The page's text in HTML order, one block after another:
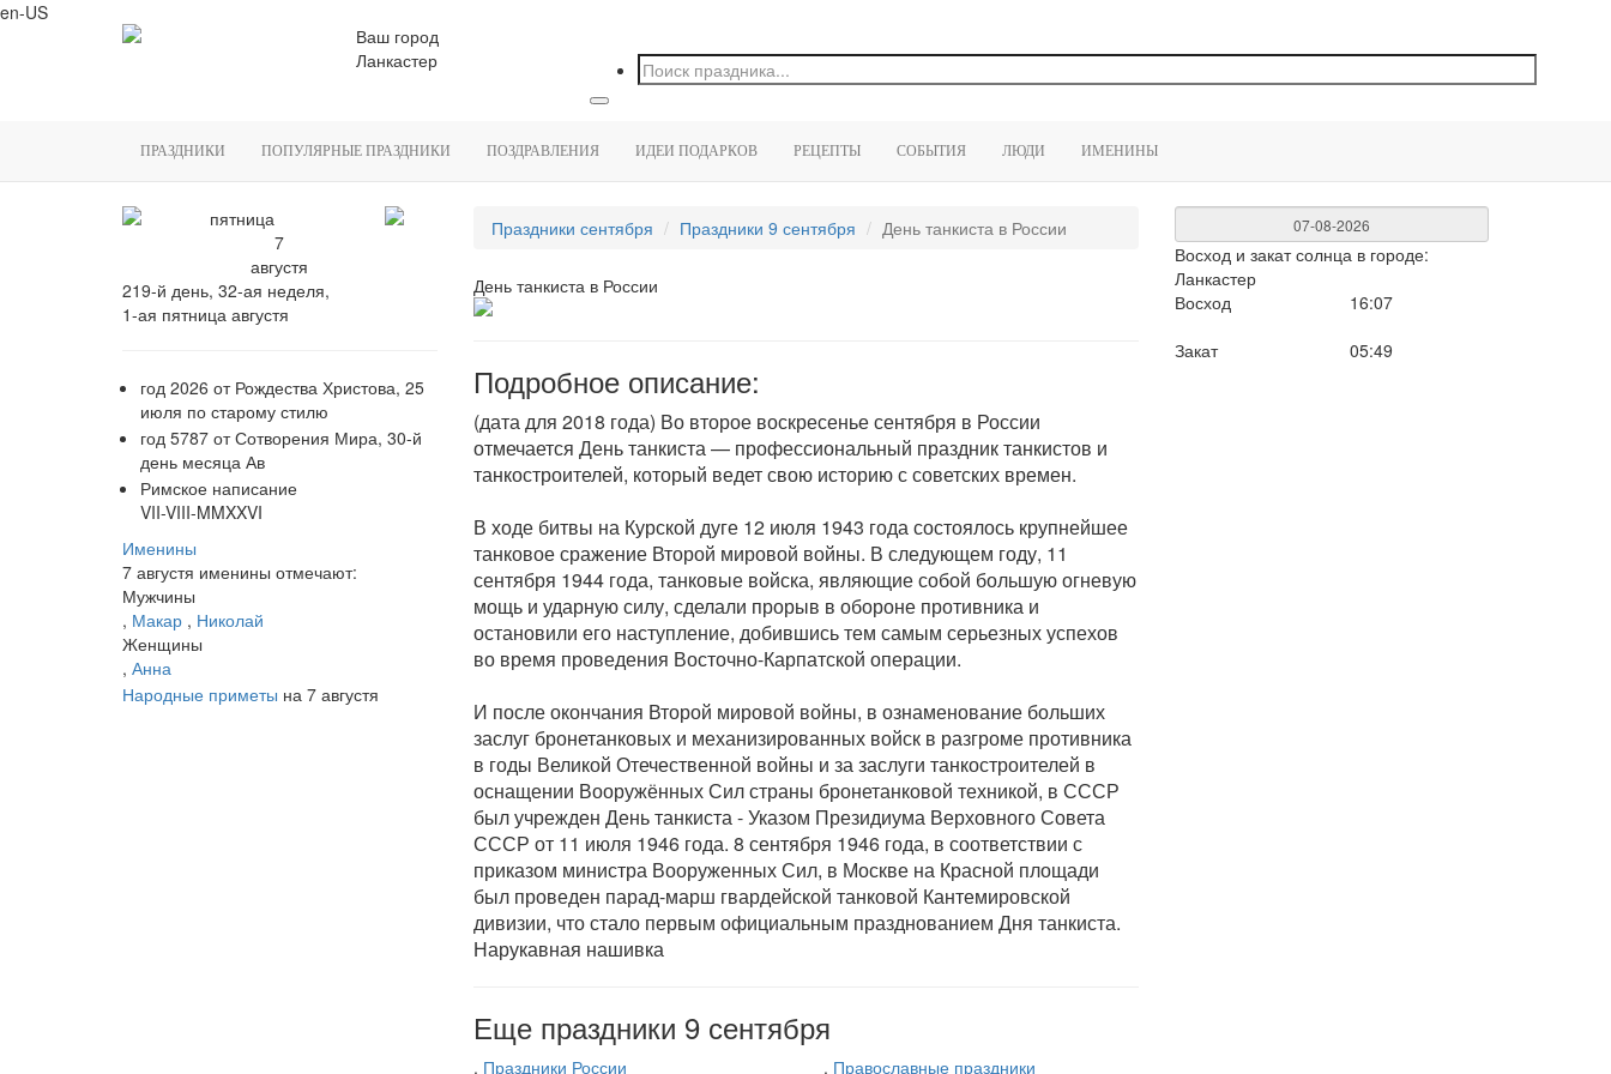
en-US
Ваш город
Ланкастер
ПРАЗДНИКИ ПОПУЛЯРНЫЕ ПРАЗДНИКИ ПОЗДРАВЛЕНИЯ ИДЕИ ПОДАРКОВ РЕЦЕПТЫ СОБЫТИЯ ЛЮДИ ИМЕНИНЫ
пятница
7
августя
219-й день, 32-ая неделя,
1-ая пятница августя
год 2026 от Рождества Христова, 25
июля по старому стилю
год 5787 от Сотворения Мира, 30-й
день месяца Ав
Римское написание
VII-VIII-MMXXVI
Именины
7 августя именины отмечают:
Мужчины
, Макар , Николай
Женщины
, Анна
Народные приметы на 7 августя
Праздники сентября Праздники 9 сентября День танкиста в России
День танкиста в России
Подробное описание:
(дата для 2018 года) Во второе воскресенье сентября в России
отмечается День танкиста — профессиональный праздник танкистов и
танкостроителей, который ведет свою историю с советских времен.
В ходе битвы на Курской дуге 12 июля 1943 года состоялось крупнейшее
танковое сражение Второй мировой войны. В следующем году, 11
сентября 1944 года, танковые войска, являющие собой большую огневую
мощь и ударную силу, сделали прорыв в обороне противника и
остановили его наступление, добившись тем самым серьезных успехов
во время проведения Восточно-Карпатской операции.
И после окончания Второй мировой войны, в ознаменование больших
заслуг бронетанковых и механизированных войск в разгроме противника
в годы Великой Отечественной войны и за заслуги танкостроителей в
оснащении Вооружённых Сил страны бронетанковой техникой, в СССР
был учрежден День танкиста - Указом Президиума Верховного Совета
СССР от 11 июля 1946 года. 8 сентября 1946 года, в соответствии с
приказом министра Вооруженных Сил, в Москве на Красной площади
был проведен парад-марш гвардейской танковой Кантемировской
дивизии, что стало первым официальным празднованием Дня танкиста.
Нарукавная нашивка
Еще праздники 9 сентября
, Праздники России , Православные праздники
Восход и закат солнца в городе:
Ланкастер
Восход
16:07
Закат
05:49